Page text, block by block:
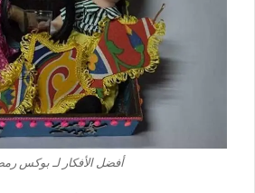
أفضل الأفكار لـ بوكس